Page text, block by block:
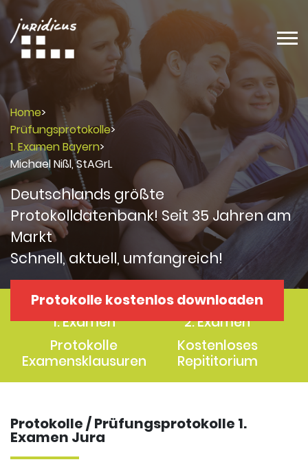
Home>
Prüfungsprotokolle>
1. Examen Bayern>
Michael Nißl, StAGrL
Deutschlands größte
Protokolldatenbank! Seit 35 Jahren am
Markt
Schnell, aktuell, umfangreich!
Protokolle kostenlos downloaden
Protokolle
1. Examen
Protokolle
2. Examen
Protokolle
Examensklausuren
Kostenloses
Repititorium
Protokolle / Prüfungsprotokolle 1.
Examen Jura